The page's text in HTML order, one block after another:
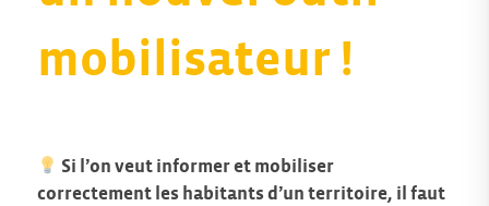
mobilisateur !
Si l’on veut informer et mobiliser
correctement les habitants d’un territoire, il faut